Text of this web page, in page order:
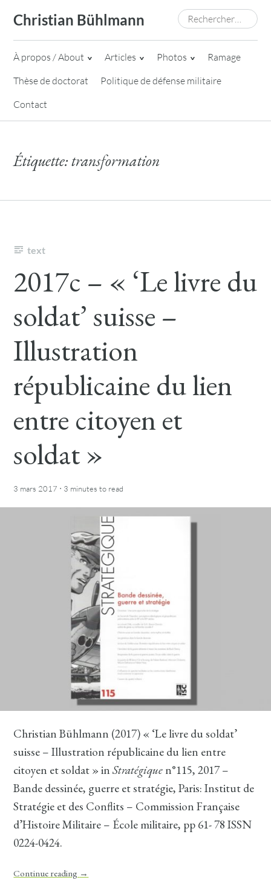
content
Christian Bühlmann Rechercher :
À propos / About Articles Photos
Ramage
Thèse de doctorat
Politique de défense militaire
Contact
Étiquette:transformation
text
2017c – « ‘Le livre du
soldat’ suisse –
Illustration
républicaine du lien
entre citoyen et
soldat »
3 mars 2017 · 3 minutes to read
Christian Bühlmann (2017) « ‘Le livre du soldat’
suisse – Illustration républicaine du lien entre
citoyen et soldat » inStratégique n°115, 2017 –
Bande dessinée, guerre et stratégie, Paris: Institut de
Stratégie et des Conflits – Commission Française
d’Histoire Militaire – École militaire, pp 61- 78 ISSN
0224-0424.
Continue reading →